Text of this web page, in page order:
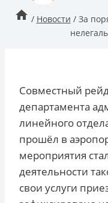
/ Новости / За
Совместный
департамента
линейного
прошёл в
мероприятия
деятельности
свои услуги